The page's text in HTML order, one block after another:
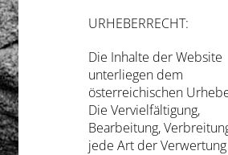
URHEBERRECHT:
Die Inhalte der Website
unterliegen dem
österreichischen
Die Vervielfältigung,
Bearbeitung,
jede Art der Verwertung